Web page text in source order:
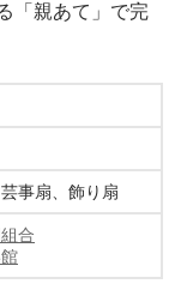
「親あて」で完
事扇、飾り扇
合